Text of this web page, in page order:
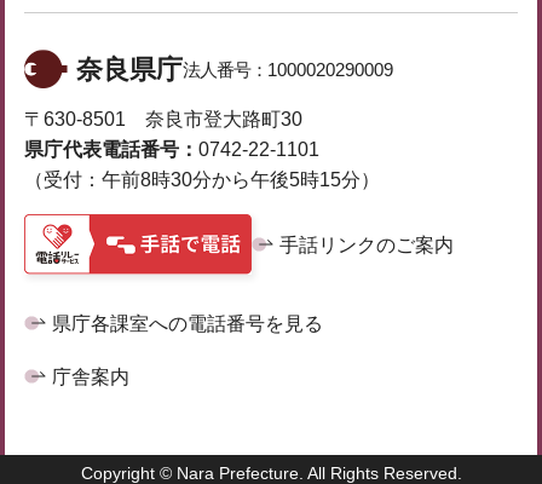
奈良県庁法人番号： 1000020290009
〒630-8501 奈良市登大路町30
県庁代表電話番号： 0742-22-1101
（受付：午前8時30分から午後5時15分）
手話リンクのご案内
県庁各課室への電話番号を見る
庁舎案内
Copyright © Nara Prefecture. All Rights Reserved.